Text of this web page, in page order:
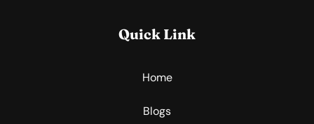
Quick Link
Home
Blogs